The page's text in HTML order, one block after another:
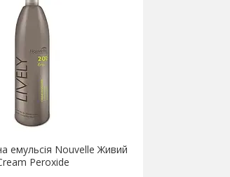
емульсія Nouvelle Живий
Peroxide